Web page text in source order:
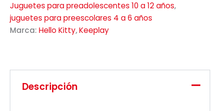
Juguetes para preadolescentes 10 a 12 años,
juguetes para preescolares 4 a 6 años
Marca: Hello Kitty,Keeplay
Descripción